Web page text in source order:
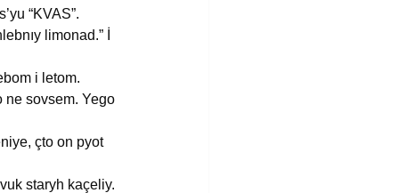
“KVAS”.
limonad.” İ
i letom.
ne sovsem. Yego
çto on pyot
staryh kaçeliy.